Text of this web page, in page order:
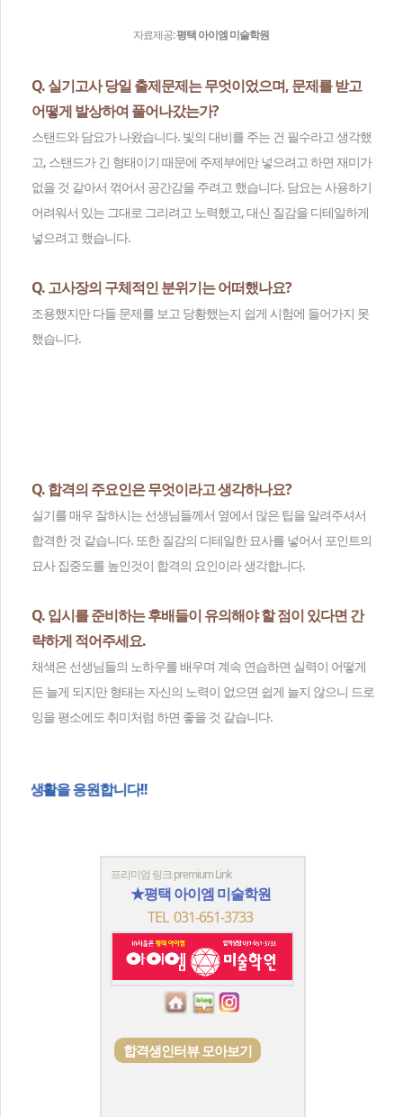
자료제공:평택 아이엠 미술학원
Q. 실기고사 당일 출제문제는 무엇이었으며, 문제를 받고
어떻게 발상하여 풀어나갔는가?
스탠드와 담요가 나왔습니다. 빛의 대비를 주는 건 필수라고 생각했
고, 스탠드가 긴 형태이기 때문에 주제부에만 넣으려고 하면 재미가
없을 것 같아서 꺾어서 공간감을 주려고 했습니다. 담요는 사용하기
어려워서 있는 그대로 그리려고 노력했고, 대신 질감을 디테일하게
넣으려고 했습니다.
Q. 고사장의 구체적인 분위기는 어떠했나요?
조용했지만 다들 문제를 보고 당황했는지 쉽게 시험에 들어가지 못
했습니다.
Q. 합격의 주요인은 무엇이라고 생각하나요?
실기를 매우 잘하시는 선생님들께서 옆에서 많은 팁을 알려주셔서
합격한 것 같습니다. 또한 질감의 디테일한 묘사를 넣어서 포인트의
묘사 집중도를 높인것이 합격의 요인이라 생각합니다.
Q. 입시를 준비하는 후배들이 유의해야 할 점이 있다면 간
략하게 적어주세요.
채색은 선생님들의 노하우를 배우며 계속 연습하면 실력이 어떻게
든 늘게 되지만 형태는 자신의 노력이 없으면 쉽게 늘지 않으니 드로
잉을 평소에도 취미처럼 하면 좋을 것 같습니다.
프리미엄 링크 premium Link
★평택 아이엠 미술학원
TEL 031-651-3733
합격생인터뷰 모아보기